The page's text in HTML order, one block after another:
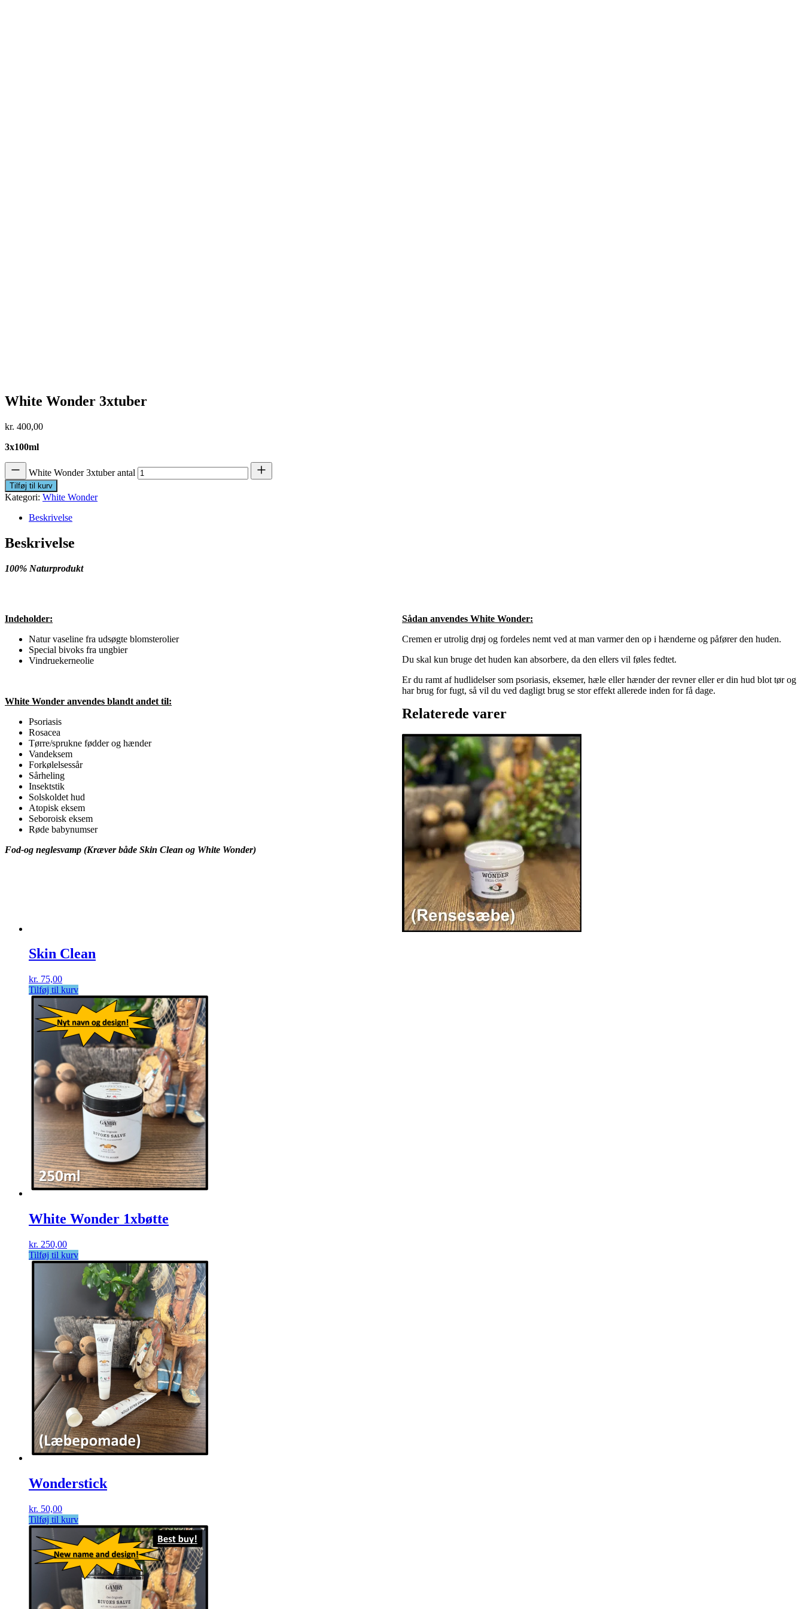
White Wonder 3xtuber
kr. 400,00
3x100ml
White Wonder 3xtuber antal
Tilføj til kurv
Kategori: White Wonder
Beskrivelse
Beskrivelse
100% Naturprodukt
Indeholder:
Natur vaseline fra udsøgte blomsterolier
Special bivoks fra ungbier
Vindruekerneolie
White Wonder anvendes blandt andet til:
Psoriasis
Rosacea
Tørre/sprukne fødder og hænder
Vandeksem
Forkølelsessår
Sårheling
Insektstik
Solskoldet hud
Atopisk eksem
Seboroisk eksem
Røde babynumser
Fod-og neglesvamp (Kræver både Skin Clean og White Wonder)
Sådan anvendes White Wonder:
Cremen er utrolig drøj og fordeles nemt ved at man varmer den op i hænderne og påfører den huden.
Du skal kun bruge det huden kan absorbere, da den ellers vil føles fedtet.
Er du ramt af hudlidelser som psoriasis, eksemer, hæle eller hænder der revner eller er din hud blot tør og
har brug for fugt, så vil du ved dagligt brug se stor effekt allerede inden for få dage.
Relaterede varer
Skin Clean
kr. 75,00
Tilføj til kurv
White Wonder 1xbøtte
kr. 250,00
Tilføj til kurv
Wonderstick
kr. 50,00
Tilføj til kurv